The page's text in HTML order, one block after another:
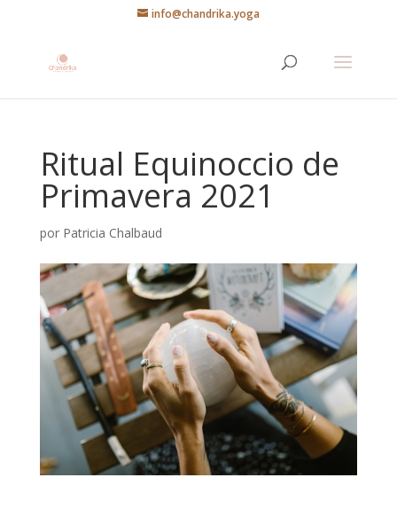
info@chandrika.yoga
Ritual Equinoccio de
Primavera 2021
por Patricia Chalbaud